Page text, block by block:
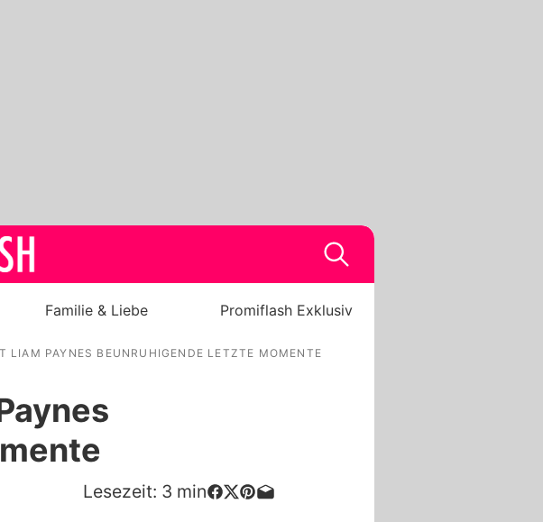
Familie & Liebe Promiflash Exklusiv
LIAM PAYNES BEUNRUHIGENDE LETZTE MOMENTE
Lesezeit: 3 min